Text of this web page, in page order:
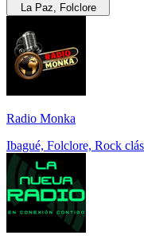
La Paz, Folclore
Radio Monka
Ibagué, Folclore, Rock